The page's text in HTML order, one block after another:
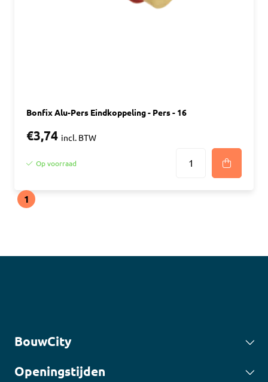
Bonfix Alu-Pers Eindkoppeling - Pers - 16
€3,74 incl. BTW
Op voorraad
1
BouwCity
Openingstijden